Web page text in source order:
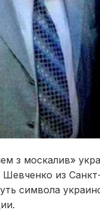
з москалив»
Шевченко из
символа